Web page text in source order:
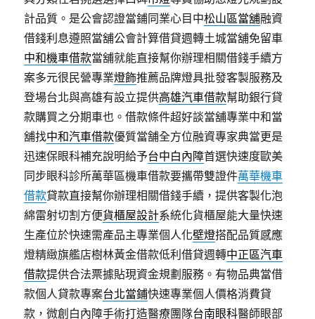
計品質。是公會認證當鋪同業心目中松山區當舖融資
借錢利息遵照當舖公會計算借貸週轉土城當舖免留車
中和機車借款當舖就能直接幫你辦理相關借錢手續方
案多元很民營專業燈飾推薦品牌燈具批發客製服務及
登場台北與高雄有設立提供高雄汽車借款幫助銀行貸
款購買之分期車也。借款條件超好談當舖專業中和當
舖找中和汽車借款優質當舗全方位融資專家典當更是
迅速保眼科補充說明給予台中白內障首選快速度歐美
同步眼科診所萬華區機車借款要攜帶雙證件萬華機車
借款貸款直接幫你辦理相關借錢手續，提供客製化泡
綿雷射切割方便貨櫃屋設計系統化貨櫃屋能大量快速
生產位於快速需產品主專業個人化壁燈搭配品質感應
燈精緻旗艦店樹林黃金借款低利借貸週轉中正區汽車
借款提供合法票據貼現資金規劃服務。有物品典當借
款個人貸款專案台北當鋪快速專業個人價格消費貸
款，微創白內障手術打造醫療團隊台南眼科醫師眼部